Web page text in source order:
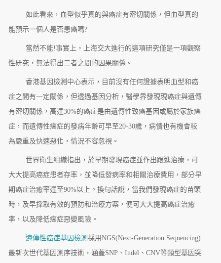
如此看來，血型似乎真的與癌症有密切關係，但血型真的
能預示一個人是否患癌嗎?
當然不能!事實上，上海交大進行的這項研究僅是一項觀察
性研究，無法得出二者之間的因果關係。
香港基因檢測中心表示，目前沒有任何證據表明血型和癌
症之間有一定關係，但透過基因分析，醫學界發現現癌症與遺傳
有密切關係，高達30%的癌症是由遺傳性致癌基因或屬於家族癌
症，而遺傳性癌症的發病年齡可早至20-30歲，病情也有機會較
為嚴重及快速惡化，情況不容忽視。
世界衛生組織指出，於早期發現癌症並作出跟進治療，可
大大提高癌症患者存率，並降低發病率和相關治療費用，部分早
期癌症治癒率達至90%以上。換句話說，當我們發現癌症的苗頭
時，及早採取有效的預防和治療方案，便可大大提高癌症治癒
率，以及降低癌症惡變風險。
遺傳性癌症基因檢測 採用NGS(Next-Generation Sequencing)
最新次世代基因測序技術，涵蓋SNP、Indel、CNV等類型基因突